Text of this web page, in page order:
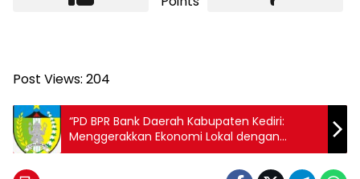
Post Views: 204
“PD BPR Bank Daerah Kabupaten Kediri:
Menggerakkan Ekonomi Lokal dengan
Pelayanan Terbaik”